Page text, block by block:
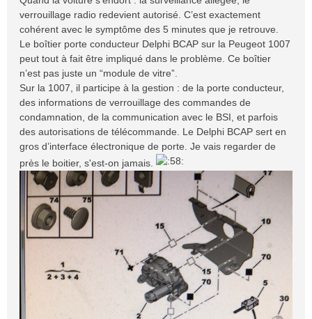
verrouillage radio redevient autorisé. C’est exactement
cohérent avec le symptôme des 5 minutes que je retrouve.
Le boîtier porte conducteur Delphi BCAP sur la Peugeot 1007
peut tout à fait être impliqué dans le problème. Ce boîtier
n’est pas juste un “module de vitre”.
Sur la 1007, il participe à la gestion : de la porte conducteur,
des informations de verrouillage des commandes de
condamnation, de la communication avec le BSI, et parfois
des autorisations de télécommande. Le Delphi BCAP sert en
gros d’interface électronique de porte. Je vais regarder de
près le boitier, s'est-on jamais.